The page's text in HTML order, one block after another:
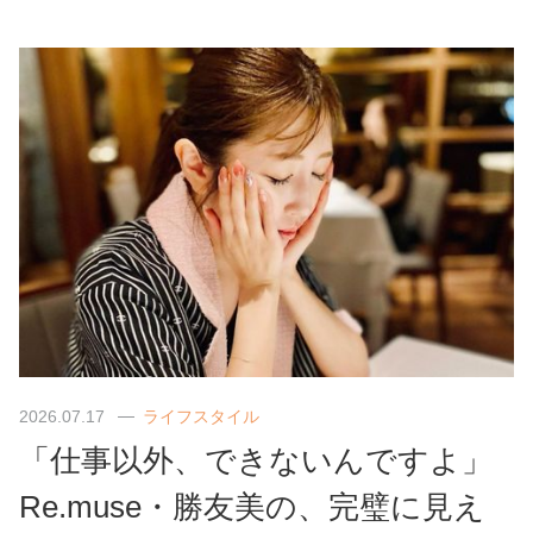
2026.07.17 ライフスタイル
「仕事以外、できないんですよ」
Re.muse・勝友美の、完璧に見え